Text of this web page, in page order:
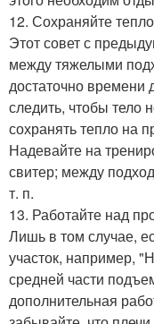
12. Сохраняйте
Этот совет с
между тяжелыми
достаточно
следить, чтобы тело
сохранять тепло на
Надевайте на
свитер; между
т. п.
13. Работайте над
Лишь в том случае,
участок, например,
средней части
дополнительная